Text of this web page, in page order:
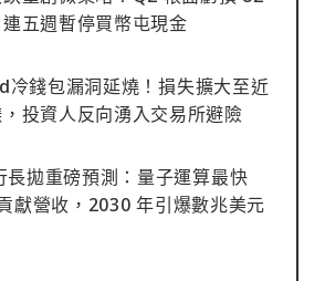
五週暫停買幣屯現金
錢包漏洞延燒！損失擴大至近
投資人反向湧入交易所避險
長拋重磅預測：量子運算最快
獻營收，2030 年引爆數兆美元